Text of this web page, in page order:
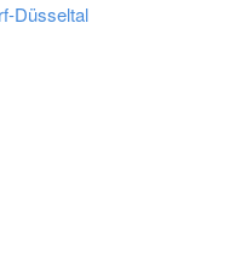
Düsseltal